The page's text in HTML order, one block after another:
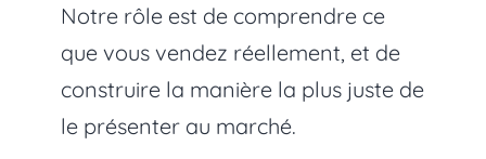
Notre rôle est de comprendre ce
que vous vendez réellement, et de
construire la manière la plus juste de
le présenter au marché.